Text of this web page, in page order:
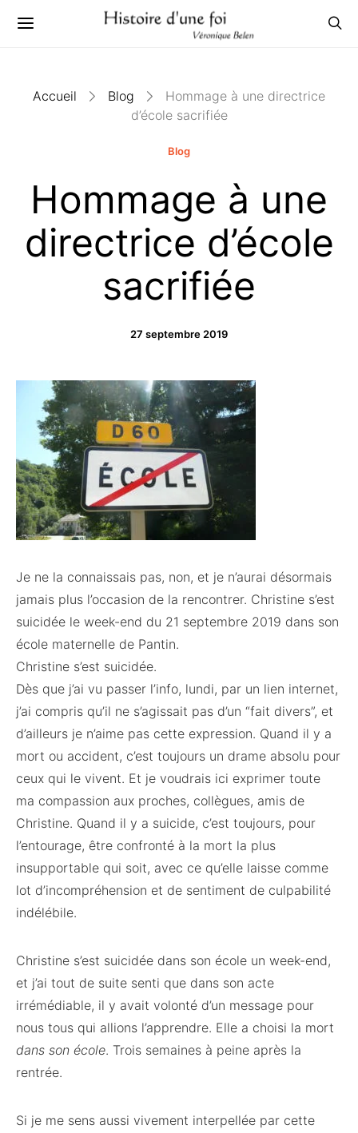
Accueil Blog
Hommage à une directrice
d’école sacrifiée
Blog
Hommage à une
directrice d’école
sacrifiée
27 septembre 2019
Je ne la connaissais pas, non, et je n’aurai désormais
jamais plus l’occasion de la rencontrer. Christine s’est
suicidée le week-end du 21 septembre 2019 dans son
école maternelle de Pantin.
Christine s’est suicidée.
Dès que j’ai vu passer l’info, lundi, par un lien internet,
j’ai compris qu’il ne s’agissait pas d’un “fait divers”, et
d’ailleurs je n’aime pas cette expression. Quand il y a
mort ou accident, c’est toujours un drame absolu pour
ceux qui le vivent. Et je voudrais ici exprimer toute
ma compassion aux proches, collègues, amis de
Christine. Quand il y a suicide, c’est toujours, pour
l’entourage, être confronté à la mort la plus
insupportable qui soit, avec ce qu’elle laisse comme
lot d’incompréhension et de sentiment de culpabilité
indélébile.
Christine s’est suicidée dans son école un week-end,
et j’ai tout de suite senti que dans son acte
irrémédiable, il y avait volonté d’un message pour
nous tous qui allions l’apprendre. Elle a choisi la mort
dans son école. Trois semaines à peine après la
rentrée.
Si je me sens aussi vivement interpellée par cette